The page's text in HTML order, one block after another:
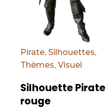
Pirate, Silhouettes,
Thèmes, Visuel
Silhouette Pirate
rouge